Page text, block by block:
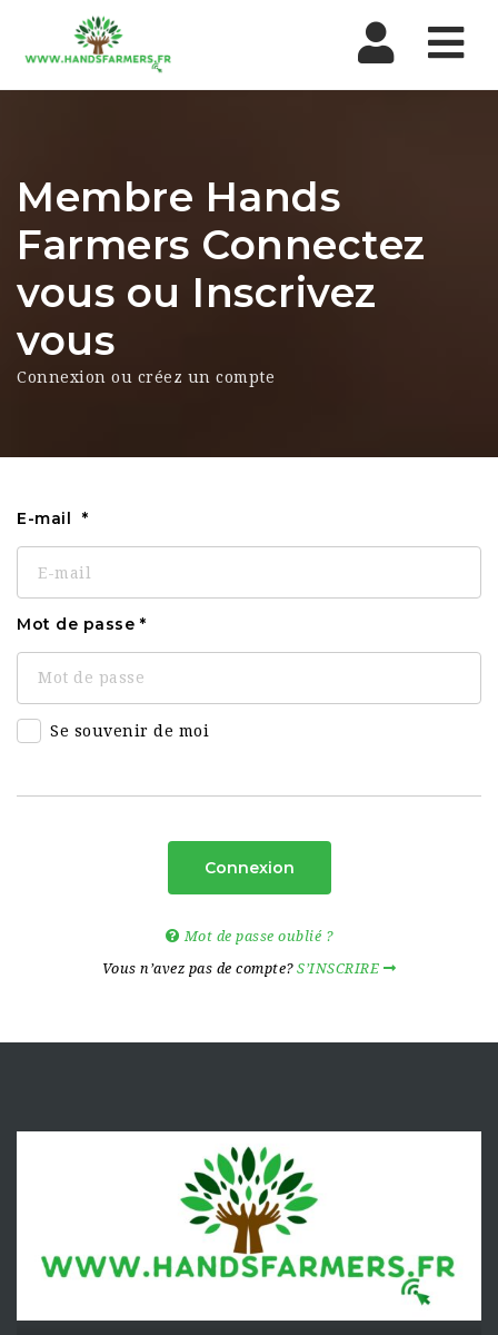
Membre Hands
Farmers Connectez
vous ou Inscrivez
vous
Connexion ou créez un compte
E-mail
Mot de passe
Se souvenir de moi
Connexion
Mot de passe oublié ?
Vous n’avez pas de compte?S’INSCRIRE